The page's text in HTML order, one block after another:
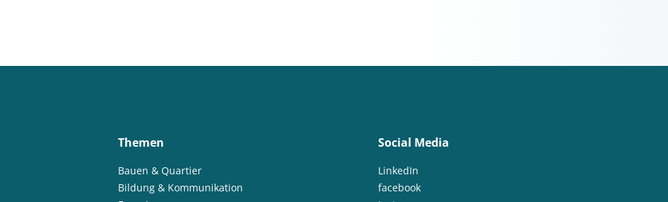
Themen
Bauen & Quartier
Bildung & Kommunikation
Social Media
LinkedIn
facebook